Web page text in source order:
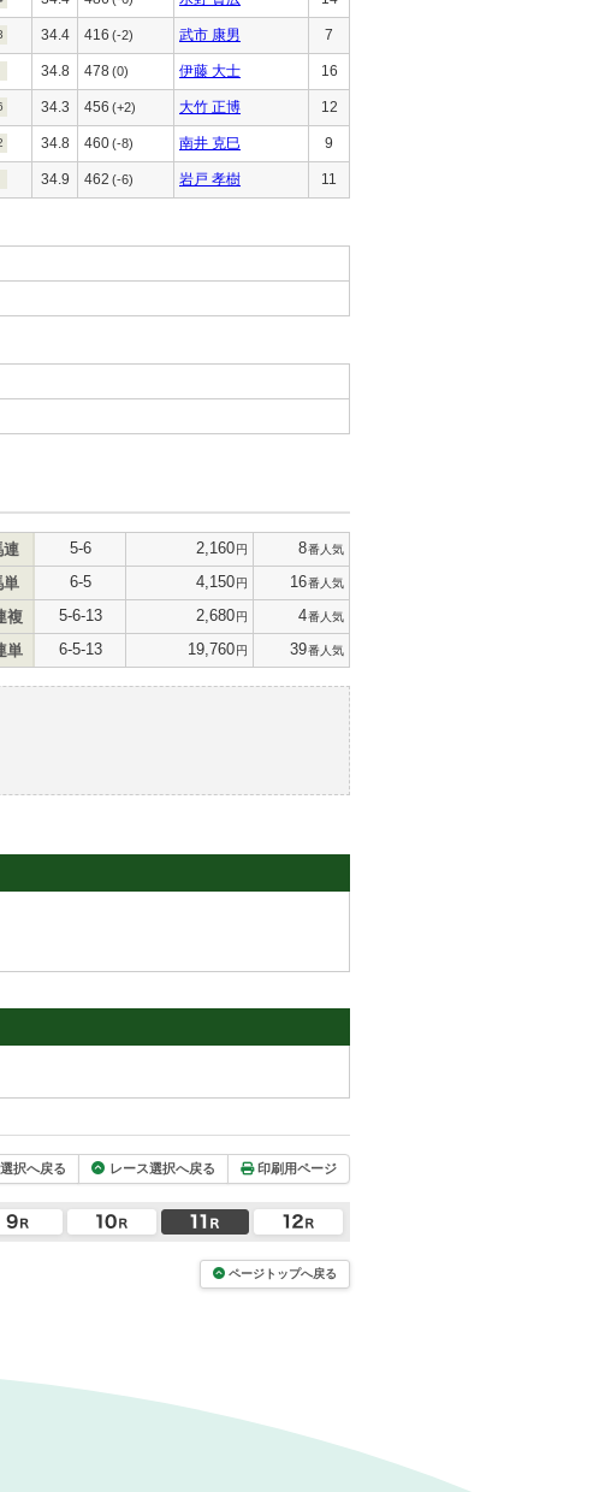
34.4 416 (-2) 武市 康男 7
34.8 478(0) 伊藤 大士 16
34.3 456 (+2) 大竹 正博 12
34.8 460(-8) 南井 克巳 9
34.9 462 (-6) 岩戸 孝樹 11
連 5-6 2,160円 8番人気
単 6-5 4,150円 16番人気
複 5-6-13 2,680円 4番人気
単 6-5-13 19,760円 39番人気
択へ戻る レース選択へ戻る 印刷用ページ
ページトップへ戻る